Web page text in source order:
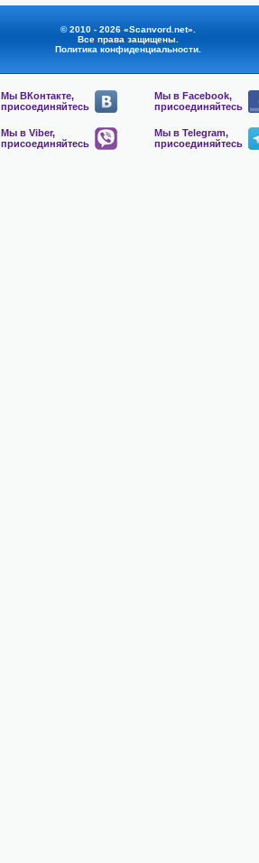
© 2010 - 2026 «Scanvord.net».
Все права защищены.
Политика конфиденциальности.
Мы ВКонтакте,
присоединяйтесь
Мы в Facebook,
присоединяйтесь
Мы в Viber,
присоединяйтесь
Мы в Telegram,
присоединяйтесь